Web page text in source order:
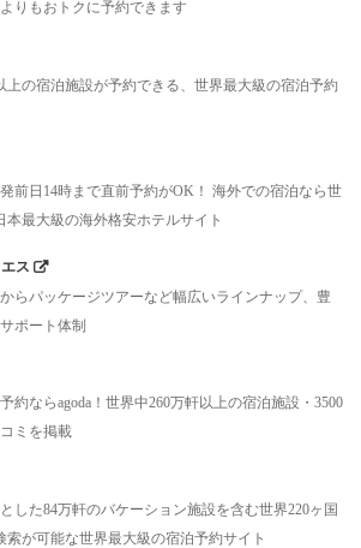
りもおトクに予約できます
上の宿泊施設が予約できる、世界最大級の宿泊予約
前日14時まで直前予約がOK！ 海外での宿泊なら世
最大級の海外格安ホテルサイト
ス
らパッケージツアーなど幅広いラインナップ、豊
ポート体制
約ならagoda！世界中260万軒以上の宿泊施設・3500
ミを掲載
した84万軒のバケーション施設を含む世界220ヶ国
索が可能な世界最大級の宿泊予約サイト